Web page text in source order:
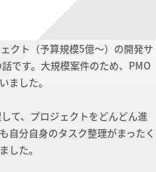
クト（予算規模5億～）の開発サ
です。大規模案件のため、PMO
ました。
て、プロジェクトをどんどん進
自分自身のタスク整理がまったく
した。